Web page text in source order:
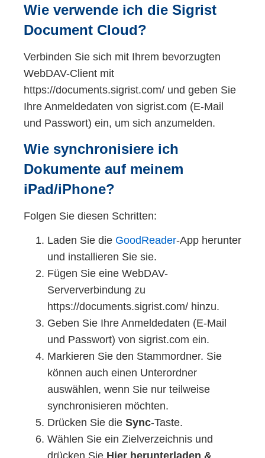
Geräten beträgt ±0.02 EBC mit einer
kurzen Reaktionszeit von weniger als
Das TurBiScat bestimmt die Trübung
nm Streulichtmessung und ist dadurch
MEBAK/EBC konform. Angepasst an
die individuellen Bedürfnisse und
Applikationen deckt das Gerät einen
Messbereich von 0 – 1000 EBC ab
Zweiwinkelmessung eingesetzt
werden, wobei die Aussagekraft der
Zweiwinkelmessung enorm gesteigert
werden kann. So sind neben der
üblichen Filtrationsüberwachung bei
90° mit dem zusätzlichen 25°
Messwinkel folgende zwei
Qualitätskontrollen möglich:
Kontrolle des Filteraufbaus
Frühzeitige Warnung vor
einem Filterdurchbruch
Optional kann das TurBiScat mit einer
integrierten MEBAK/EBC/ASBC
konformen Farbmessung (430 nm) bis
Wie verwende ich die Sigrist
Document Cloud?
Verbinden Sie sich mit Ihrem bevorzugten
WebDAV-Client mit
https://documents.sigrist.com/ und geben Sie
Ihre Anmeldedaten von sigrist.com (E-Mail
und Passwort) ein, um sich anzumelden.
Wie synchronisiere ich
Dokumente auf meinem
iPad/iPhone?
Folgen Sie diesen Schritten:
Laden Sie die GoodReader-App herunter
und installieren Sie sie.
Fügen Sie eine WebDAV-
Serververbindung zu
https://documents.sigrist.com/ hinzu.
Geben Sie Ihre Anmeldedaten (E-Mail
und Passwort) von sigrist.com ein.
Markieren Sie den Stammordner. Sie
können auch einen Unterordner
auswählen, wenn Sie nur teilweise
synchronisieren möchten.
Drücken Sie die Sync-Taste.
Wählen Sie ein Zielverzeichnis und
drücken Sie Hier herunterladen &